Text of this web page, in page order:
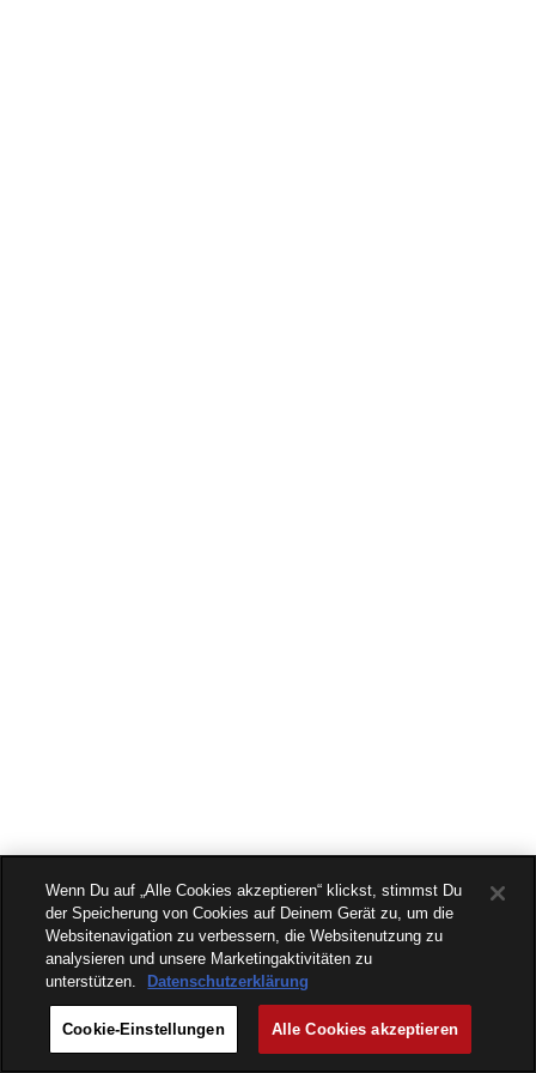
Wenn Du auf „Alle Cookies akzeptieren“ klickst, stimmst Du
der Speicherung von Cookies auf Deinem Gerät zu, um die
Websitenavigation zu verbessern, die Websitenutzung zu
analysieren und unsere Marketingaktivitäten zu
unterstützen.
Datenschutzerklärung
Cookie-Einstellungen Alle Cookies akzeptieren